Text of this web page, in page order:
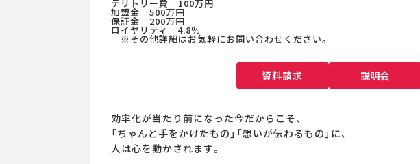
テリトリー費 100万円
加盟金 500万円
保証金 200万円
ロイヤリティ 4.8％
※その他詳細はお気軽にお問い合わせください。
資料請求 説明会
効率化が当たり前になった今だからこそ、
「ちゃんと手をかけたもの」「想いが伝わるもの」に、
人は心を動かされます。